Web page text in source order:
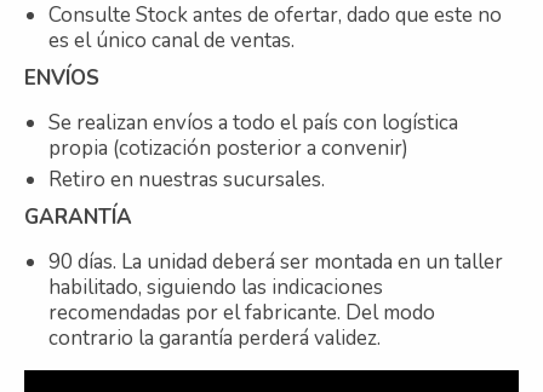
Consulte Stock antes de ofertar, dado que este no
es el único canal de ventas.
ENVÍOS
Se realizan envíos a todo el país con logística
propia (cotización posterior a convenir)
Retiro en nuestras sucursales.
GARANTÍA
90 días. La unidad deberá ser montada en un taller
habilitado, siguiendo las indicaciones
recomendadas por el fabricante. Del modo
contrario la garantía perderá validez.